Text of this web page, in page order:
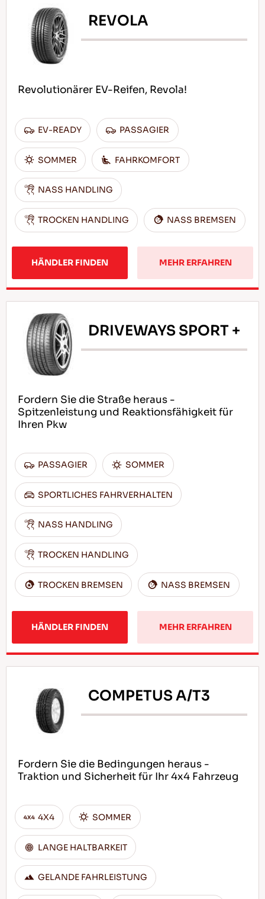
REVOLA
Revolutionärer EV-Reifen, Revola!
EV-READY PASSAGIER
SOMMER FAHRKOMFORT
NASS HANDLING
TROCKEN HANDLING NASS BREMSEN
HÄNDLER FINDEN MEHR ERFAHREN
DRIVEWAYS SPORT +
Fordern Sie die Straße heraus -
Spitzenleistung und Reaktionsfähigkeit für
Ihren Pkw
PASSAGIER SOMMER
SPORTLICHES FAHRVERHALTEN
NASS HANDLING
TROCKEN HANDLING
TROCKEN BREMSEN NASS BREMSEN
HÄNDLER FINDEN MEHR ERFAHREN
COMPETUS A/T3
Fordern Sie die Bedingungen heraus -
Traktion und Sicherheit für Ihr 4x4 Fahrzeug
4X4 SOMMER
LANGE HALTBARKEIT
GELANDE FAHRLEISTUNG